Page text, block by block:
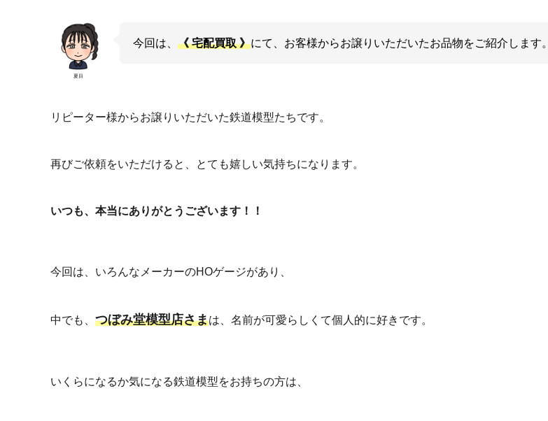
夏目
今回は、《 宅配買取 》にて、お客様からお譲りいただいたお品物をご紹介します。
リピーター様からお譲りいただいた鉄道模型たちです。
再びご依頼をいただけると、とても嬉しい気持ちになります。
いつも、本当にありがとうございます！！
今回は、いろんなメーカーのHOゲージがあり、
中でも、 つぼみ堂模型店さまは、名前が可愛らしくて個人的に好きです。
いくらになるか気になる鉄道模型をお持ちの方は、